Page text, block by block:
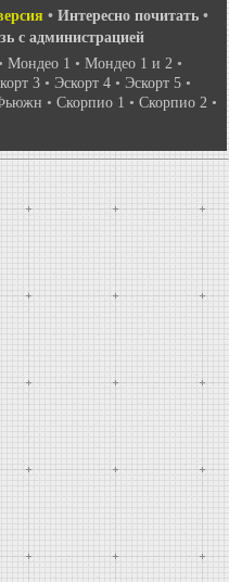
• Интересно почитать •
с администрацией
• Мондео 1 • Мондео 1 и 2 •
3 • Эскорт 4 • Эскорт 5 •
• Скорпио 1 • Скорпио 2 •